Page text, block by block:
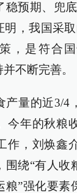
稳预期、兜
明，我国采
，是符合
不断完善。
产量的近3/4
今年的秋粮
作，刘焕鑫
围绕“有人收
”强化要素